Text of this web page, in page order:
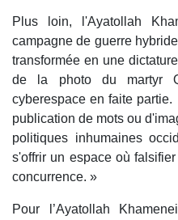
Plus loin, l'Ayatollah
campagne de guerre
transformée en une
de la photo du martyr
cyberespace en faite
publication de mots ou
politiques inhumaines
s'offrir un espace où
concurrence. »
Pour l’Ayatollah